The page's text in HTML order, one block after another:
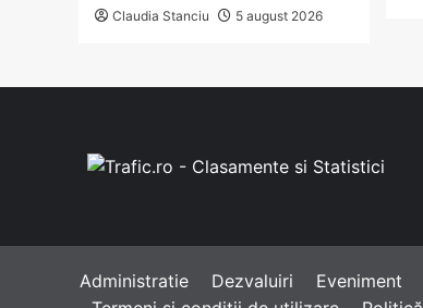
Claudia Stanciu 5 august 2026
Administratie Dezvaluiri Eveniment